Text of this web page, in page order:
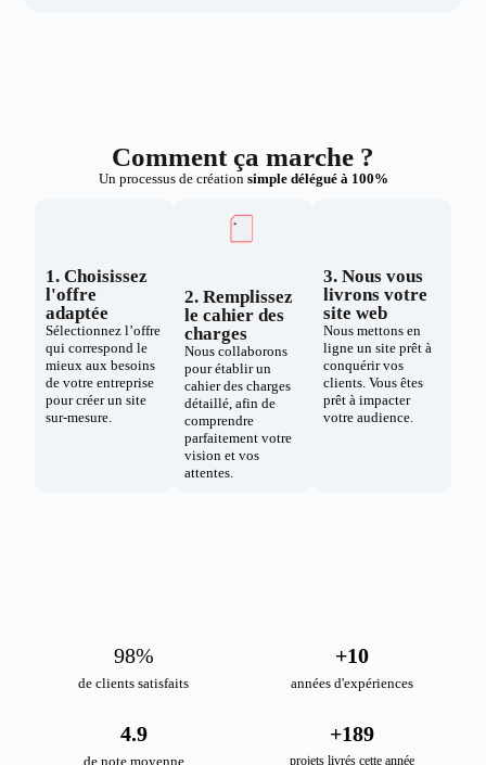
Comment ça marche ?
Un processus de création simple délégué à 100%
1. Choisissez
l'offre
adaptée
Sélectionnez l’offre
qui correspond le
mieux aux besoins
de votre entreprise
pour créer un site
sur-mesure.
2. Remplissez
le cahier des
charges
Nous collaborons
pour établir un
cahier des charges
détaillé, afin de
comprendre
parfaitement votre
vision et vos
attentes.
3. Nous vous
livrons votre
site web
Nous mettons en
ligne un site prêt à
conquérir vos
clients. Vous êtes
prêt à impacter
votre audience.
de clients satisfaits
98%
années d'expériences
+10
de note moyenne
4.9
projets livrés cette année
+189